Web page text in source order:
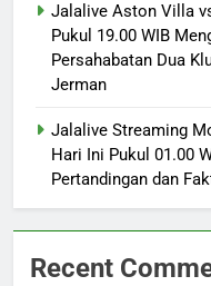
Jalalive Aston Villa
Pukul 19.00 WIB
Persahabatan Dua
Jerman
Jalalive Streaming
Hari Ini Pukul 01.00
Pertandingan dan
Recent